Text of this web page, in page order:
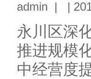
admin | |
永川区深
推进规模
中经营度